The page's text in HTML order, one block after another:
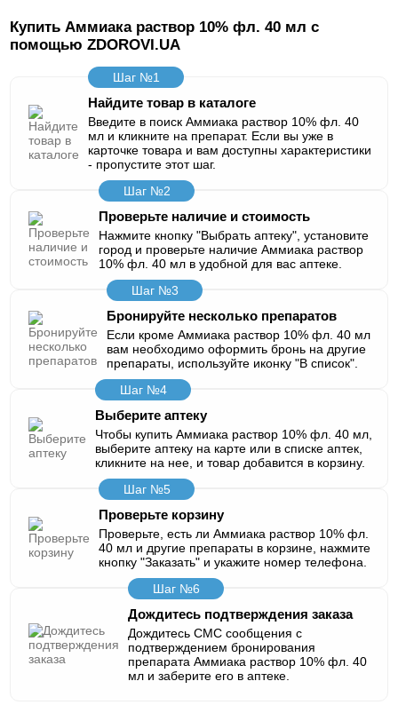
Купить Аммиака раствор 10% фл. 40 мл с
помощью ZDOROVI.UA
Шаг №1
Найдите товар в каталоге
Введите в поиск Аммиака раствор 10% фл. 40
мл и кликните на препарат. Если вы уже в
карточке товара и вам доступны характеристики
- пропустите этот шаг.
Шаг №2
Проверьте наличие и стоимость
Нажмите кнопку "Выбрать аптеку", установите
город и проверьте наличие Аммиака раствор
10% фл. 40 мл в удобной для вас аптеке.
Шаг №3
Бронируйте несколько препаратов
Если кроме Аммиака раствор 10% фл. 40 мл
вам необходимо оформить бронь на другие
препараты, используйте иконку "В список".
Шаг №4
Выберите аптеку
Чтобы купить Аммиака раствор 10% фл. 40 мл,
выберите аптеку на карте или в списке аптек,
кликните на нее, и товар добавится в корзину.
Шаг №5
Проверьте корзину
Проверьте, есть ли Аммиака раствор 10% фл.
40 мл и другие препараты в корзине, нажмите
кнопку "Заказать" и укажите номер телефона.
Шаг №6
Дождитесь подтверждения заказа
Дождитесь СМС сообщения с
подтверждением бронирования
препарата Аммиака раствор 10% фл. 40
мл и заберите его в аптеке.